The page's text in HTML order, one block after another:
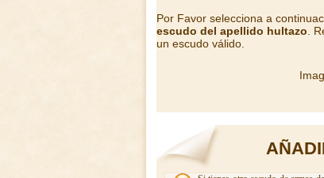
Por Favor selecciona a
escudo del apellido hultazo .
un escudo válido.